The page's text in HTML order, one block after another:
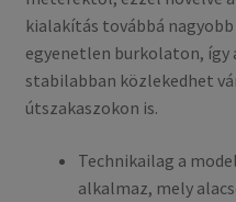
kialakítás továbbá
egyenetlen burkolaton, így
stabilabban közlekedhet
útszakaszokon is.
Technikailag a
alkalmaz, mely